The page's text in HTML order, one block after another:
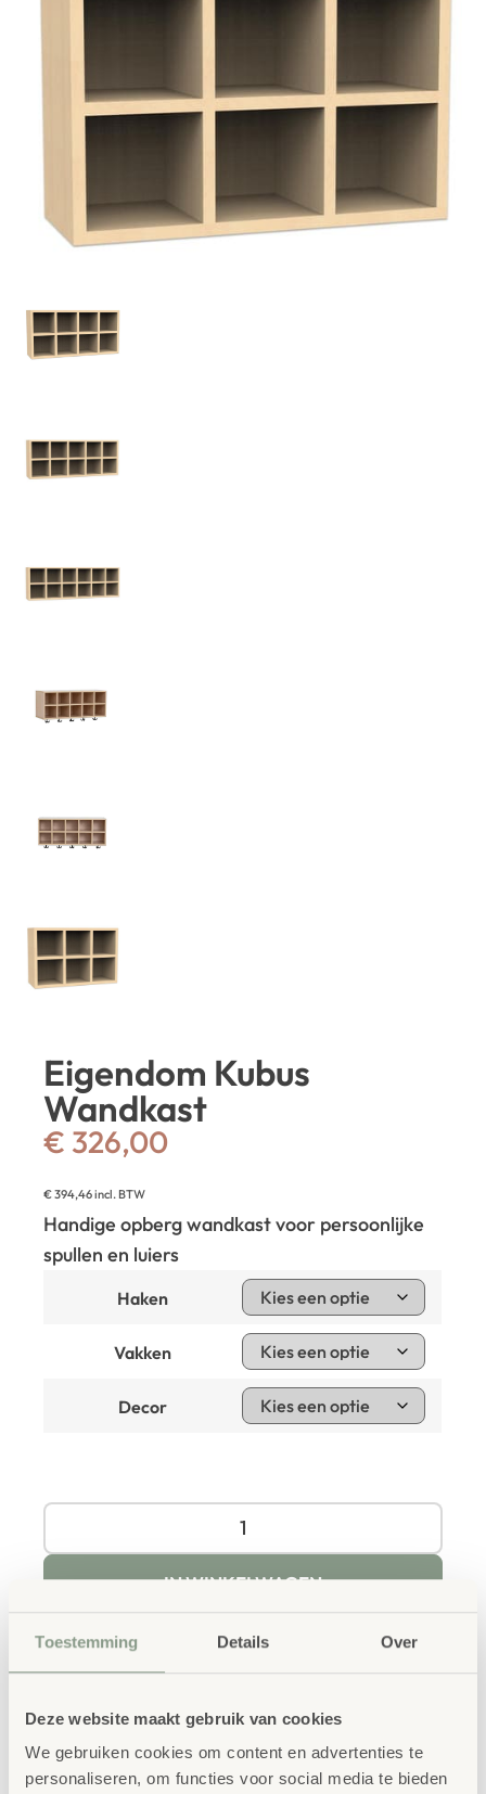
Toestemming Details Over
Deze website maakt gebruik van cookies
We gebruiken cookies om content en advertenties te
personaliseren, om functies voor social media te bieden
Eigendom Kubus
Wandkast
€ 326,00
€394,46incl. BTW
Handige opberg wandkast voor persoonlijke
spullen en luiers
Haken
Vakken
Decor
IN WINKELWAGEN
Productbeschrijving